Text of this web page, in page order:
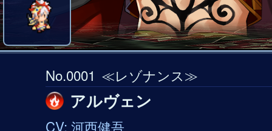
No.0001 ≪レゾナンス≫
アルヴェン
CV: 河西健吾